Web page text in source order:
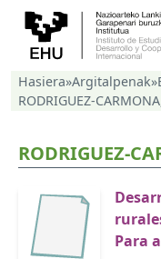
Hasiera»Argitalpenak»
RODRIGUEZ-
RODRIGUEZ-
Para